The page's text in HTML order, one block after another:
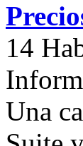
14
Una